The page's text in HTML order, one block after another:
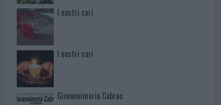
I nostri cari
I nostri cari
Giovannimaria Cabras